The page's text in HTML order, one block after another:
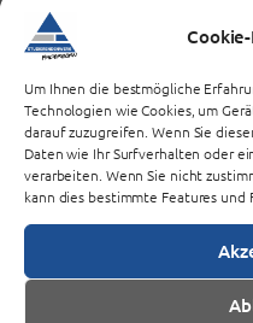
Um Ihnen die bestmögliche
Technologien wie Cookies, um
darauf zuzugreifen. Wenn Sie
Daten wie Ihr Surfverhalten oder
verarbeiten. Wenn Sie nicht
kann dies bestimmte Features
G→